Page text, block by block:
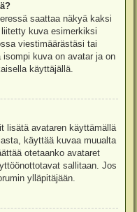
saattaa näkyä kaksi
kuva esimerkiksi
viestimäärästäsi tai
kuva on avatar ja on
käyttäjällä.
lisätä avataren käyttämällä
käyttää kuvaa muualta
otetaanko avataret
sallitaan. Jos
ylläpitäjään.